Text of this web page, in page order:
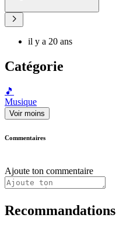
il y a 20 ans
Catégorie
🎵
Musique
Voir moins
Commentaires
Ajoute ton commentaire
Recommandations